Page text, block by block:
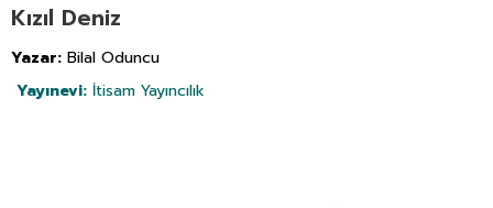
Kızıl Deniz
Yazar: Bilal Oduncu
Yayınevi: İtisam Yayıncılık